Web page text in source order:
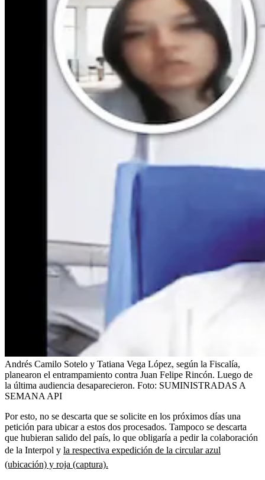
Andrés Camilo Sotelo y Tatiana Vega López, según la Fiscalía,
planearon el entrampamiento contra Juan Felipe Rincón. Luego de
la última audiencia desaparecieron. Foto: SUMINISTRADAS A
SEMANA API
Por esto, no se descarta que se solicite en los próximos días una
petición para ubicar a estos dos procesados. Tampoco se descarta
que hubieran salido del país, lo que obligaría a pedir la colaboración
de la Interpol y la respectiva expedición de la circular azul
(ubicación) y roja (captura).